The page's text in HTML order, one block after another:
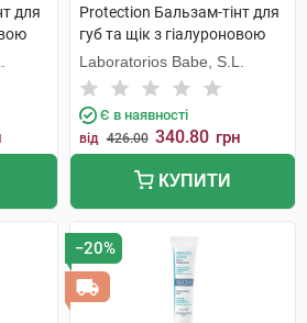
для
SPF
Protection Бальзам-тінт для
губ та щік з гіалуроновою
кислотою та пептидами SPF
50 Velvet 20 мл 1 туба
Laboratorios Babe, S.L.
Є в наявності
від 426.00 340.80 грн
КУПИТИ
−20%